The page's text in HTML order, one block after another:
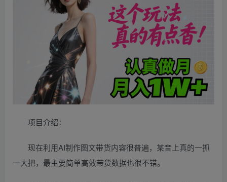
项目介绍：
现在利用AI制作图文带货内容很普遍，某音上真的一抓
一大把，最主要简单高效带货数据也很不错。